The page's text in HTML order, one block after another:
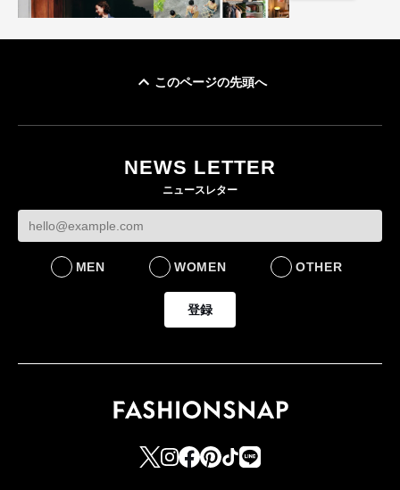
ケットなど7型を発売
FASHION
をラインナップ
LIFESTYLE
このページの先頭へ
NEWS LETTER
ニュースレター
MEN WOMEN OTHER
登録